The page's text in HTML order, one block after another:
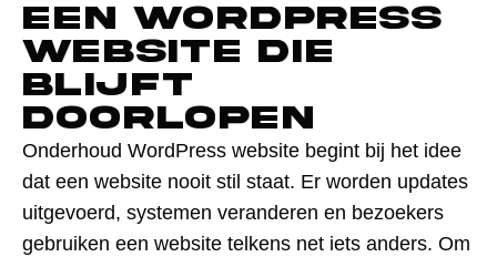
Een WordPress
website die
blijft
doorlopen
Onderhoud WordPress website begint bij het idee
dat een website nooit stil staat. Er worden updates
uitgevoerd, systemen veranderen en bezoekers
gebruiken een website telkens net iets anders. Om